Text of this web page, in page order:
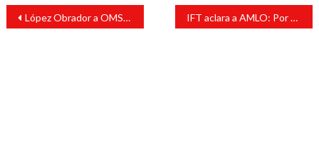
Navegación
entradas
López Obrador a OMS: No deberían enojarse sino resolver autorización de vacunas IFT aclara a AMLO: Por Ley, el Presidente no decide si se renueva concesión a Telmex